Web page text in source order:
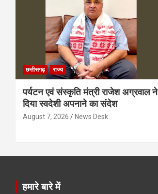
छत्तीसगढ़ राज्य
पर्यटन एवं संस्कृति मंत्री राजेश अग्रवाल ने
दिया स्वदेशी अपनाने का संदेश
August 7, 2026 News Desk
हमारे बारे में